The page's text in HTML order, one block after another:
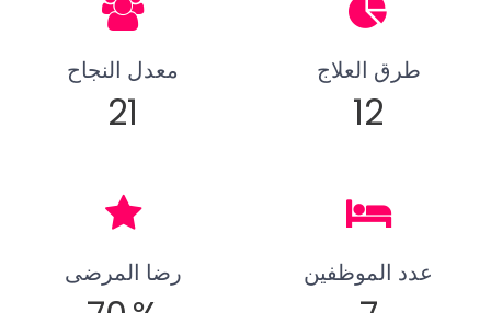
معدل النجاح
21
طرق العلاج
12
رضا المرضى عدد الموظفين